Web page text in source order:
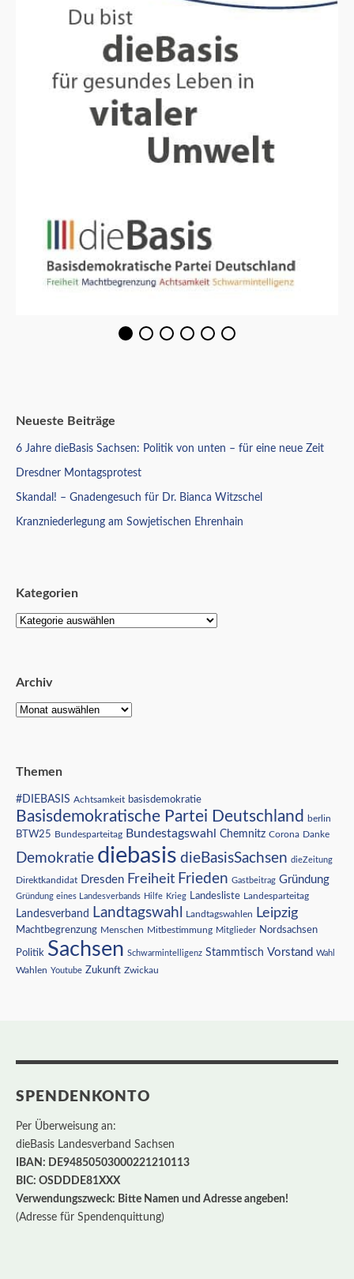
Neueste Beiträge
6 Jahre dieBasis Sachsen: Politik von unten – für eine neue Zeit
Dresdner Montagsprotest
Skandal! – Gnadengesuch für Dr. Bianca Witzschel
Kranzniederlegung am Sowjetischen Ehrenhain
Kategorien
Archiv
Themen
#DIEBASIS Achtsamkeit basisdemokratie
Basisdemokratische Partei Deutschland berlin
BTW25 Bundesparteitag Bundestagswahl Chemnitz Corona Danke
Demokratie diebasis dieBasisSachsen dieZeitung
Direktkandidat Dresden Freiheit Frieden Gastbeitrag Gründung
Gründung eines Landesverbands Hilfe Krieg Landesliste Landesparteitag
Landesverband Landtagswahl Landtagswahlen Leipzig
Machtbegrenzung Menschen Mitbestimmung Mitglieder Nordsachsen
Politik Sachsen Schwarmintelligenz Stammtisch Vorstand Wahl
Wahlen Youtube Zukunft Zwickau
SPENDENKONTO
Per Überweisung an:
dieBasis Landesverband Sachsen
IBAN: DE94850503000221210113
BIC: OSDDDE81XXX
Verwendungszweck: Bitte Namen und Adresse angeben!
(Adresse für Spendenquittung)